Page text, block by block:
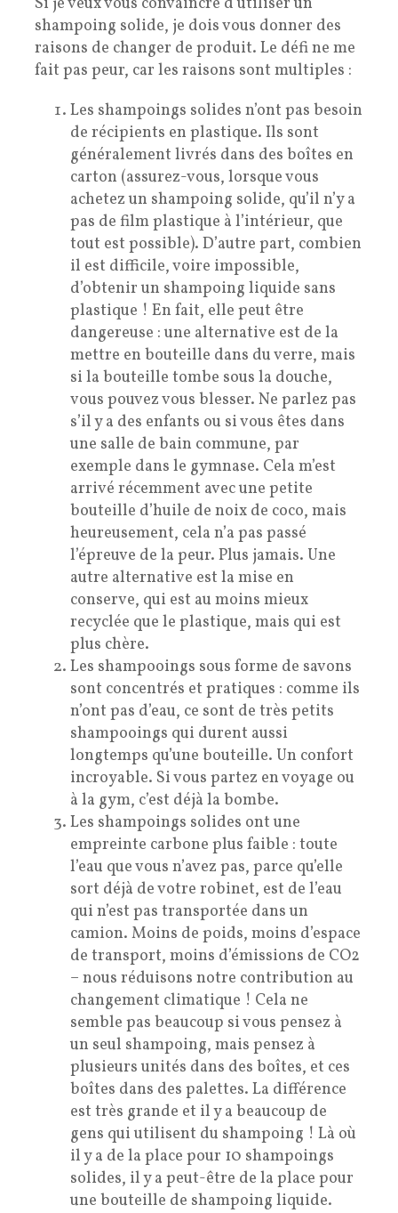
shampoing solide, je dois vous donner des
raisons de changer de produit. Le défi ne me
fait pas peur, car les raisons sont multiples :
Les shampoings solides n’ont pas besoin
de récipients en plastique. Ils sont
généralement livrés dans des boîtes en
carton (assurez-vous, lorsque vous
achetez un shampoing solide, qu’il n’y a
pas de film plastique à l’intérieur, que
tout est possible). D’autre part, combien
il est difficile, voire impossible,
d’obtenir un shampoing liquide sans
plastique ! En fait, elle peut être
dangereuse : une alternative est de la
mettre en bouteille dans du verre, mais
si la bouteille tombe sous la douche,
vous pouvez vous blesser. Ne parlez pas
s’il y a des enfants ou si vous êtes dans
une salle de bain commune, par
exemple dans le gymnase. Cela m’est
arrivé récemment avec une petite
bouteille d’huile de noix de coco, mais
heureusement, cela n’a pas passé
l’épreuve de la peur. Plus jamais. Une
autre alternative est la mise en
conserve, qui est au moins mieux
recyclée que le plastique, mais qui est
plus chère.
Les shampooings sous forme de savons
sont concentrés et pratiques : comme ils
n’ont pas d’eau, ce sont de très petits
shampooings qui durent aussi
longtemps qu’une bouteille. Un confort
incroyable. Si vous partez en voyage ou
à la gym, c’est déjà la bombe.
Les shampoings solides ont une
empreinte carbone plus faible : toute
l’eau que vous n’avez pas, parce qu’elle
sort déjà de votre robinet, est de l’eau
qui n’est pas transportée dans un
camion. Moins de poids, moins d’espace
de transport, moins d’émissions de CO2
– nous réduisons notre contribution au
changement climatique ! Cela ne
semble pas beaucoup si vous pensez à
un seul shampoing, mais pensez à
plusieurs unités dans des boîtes, et ces
boîtes dans des palettes. La différence
est très grande et il y a beaucoup de
gens qui utilisent du shampoing ! Là où
il y a de la place pour 10 shampoings
solides, il y a peut-être de la place pour
une bouteille de shampoing liquide.